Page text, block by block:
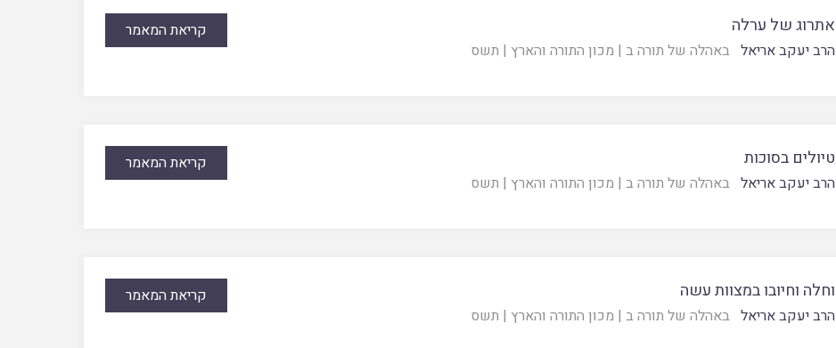
אתרוג של ערלה
הרב יעקב אריאל באהלה של תורה ב | מכון התורה והארץ | תשס
קריאת המאמר
טיולים בסוכות
הרב יעקב אריאל באהלה של תורה ב | מכון התורה והארץ | תשס
קריאת המאמר
וחלה וחיובו במצוות עשה
הרב יעקב אריאל באהלה של תורה ב | מכון התורה והארץ | תשס
קריאת המאמר